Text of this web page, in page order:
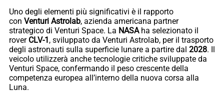
Uno degli elementi più significativi è il rapporto
con Venturi Astrolab, azienda americana partner
strategico di Venturi Space. La NASAha selezionato il
rover CLV-1 , sviluppato da Venturi Astrolab, per il trasporto
degli astronauti sulla superficie lunare a partire dal 2028. Il
veicolo utilizzerà anche tecnologie critiche sviluppate da
Venturi Space, confermando il peso crescente della
competenza europea all’interno della nuova corsa alla
Luna.